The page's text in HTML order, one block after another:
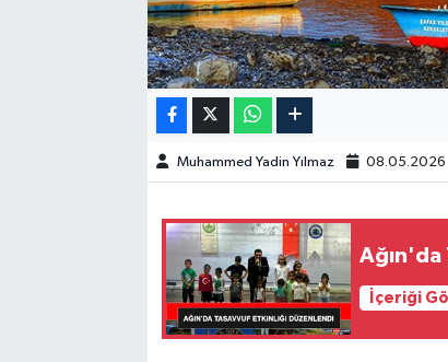
Muhammed Yadin Yılmaz 08.05.2026
Ağın'da
İçeriği